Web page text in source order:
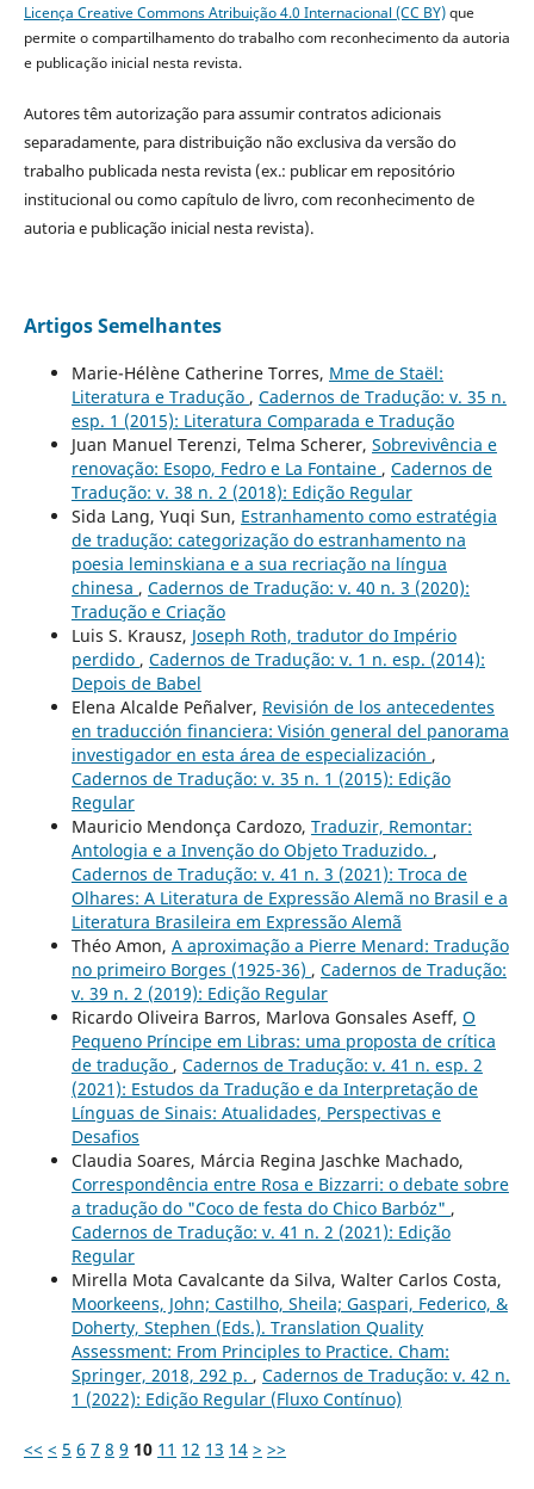
Licença Creative Commons Atribuição 4.0 Internacional (CC BY)que
permite o compartilhamento do trabalho com reconhecimento da autoria
e publicação inicial nesta revista.
Autores têm autorização para assumir contratos adicionais
separadamente, para distribuição não exclusiva da versão do
trabalho publicada nesta revista (ex.: publicar em repositório
institucional ou como capítulo de livro, com reconhecimento de
autoria e publicação inicial nesta revista).
Artigos Semelhantes
Marie-Hélène Catherine Torres, Mme de Staël:
Literatura e Tradução , Cadernos de Tradução: v. 35 n.
esp. 1 (2015): Literatura Comparada e Tradução
Juan Manuel Terenzi, Telma Scherer, Sobrevivência e
renovação: Esopo, Fedro e La Fontaine , Cadernos de
Tradução: v. 38 n. 2 (2018): Edição Regular
Sida Lang, Yuqi Sun, Estranhamento como estratégia
de tradução: categorização do estranhamento na
poesia leminskiana e a sua recriação na língua
chinesa , Cadernos de Tradução: v. 40 n. 3 (2020):
Tradução e Criação
Luis S. Krausz, Joseph Roth, tradutor do Império
perdido , Cadernos de Tradução: v. 1 n. esp. (2014):
Depois de Babel
Elena Alcalde Peñalver, Revisión de los antecedentes
en traducción financiera: Visión general del panorama
investigador en esta área de especialización ,
Cadernos de Tradução: v. 35 n. 1 (2015): Edição
Regular
Mauricio Mendonça Cardozo, Traduzir, Remontar:
Antologia e a Invenção do Objeto Traduzido. ,
Cadernos de Tradução: v. 41 n. 3 (2021): Troca de
Olhares: A Literatura de Expressão Alemã no Brasil e a
Literatura Brasileira em Expressão Alemã
Théo Amon, A aproximação a Pierre Menard: Tradução
no primeiro Borges (1925-36) , Cadernos de Tradução:
v. 39 n. 2 (2019): Edição Regular
Ricardo Oliveira Barros, Marlova Gonsales Aseff, O
Pequeno Príncipe em Libras: uma proposta de crítica
de tradução , Cadernos de Tradução: v. 41 n. esp. 2
(2021): Estudos da Tradução e da Interpretação de
Línguas de Sinais: Atualidades, Perspectivas e
Desafios
Claudia Soares, Márcia Regina Jaschke Machado,
Correspondência entre Rosa e Bizzarri: o debate sobre
a tradução do "Coco de festa do Chico Barbóz" ,
Cadernos de Tradução: v. 41 n. 2 (2021): Edição
Regular
Mirella Mota Cavalcante da Silva, Walter Carlos Costa,
Moorkeens, John; Castilho, Sheila; Gaspari, Federico, &
Doherty, Stephen (Eds.). Translation Quality
Assessment: From Principles to Practice. Cham:
Springer, 2018, 292 p. , Cadernos de Tradução: v. 42 n.
1 (2022): Edição Regular (Fluxo Contínuo)
<< < 5 6 7 8 9 10 11 12 13 14 > >>